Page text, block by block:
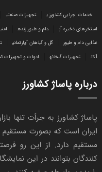
خدمات اجرایی کشاورزی تجهیزات صنعتی
استخرهای ذخیره آب
دام و طیور زنده
غذایی دام و طیور
گل و گیاهان آپارتمانی
آلات
تجهیزات گلخانه ادوات و تجهیزات
درباره پاساژ کشاورز
پاساژ کشاورز به جرأت تنها
ایران است که بصورت مستقیم
مستقیم دارد. از این رو
کنندگان بتوانند در این